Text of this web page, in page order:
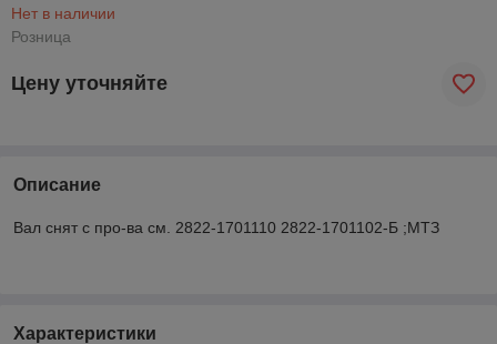
Нет в наличии
Розница
Цену уточняйте
Описание
Вал снят с про-ва см. 2822-1701110 2822-1701102-Б ;МТЗ
Характеристики